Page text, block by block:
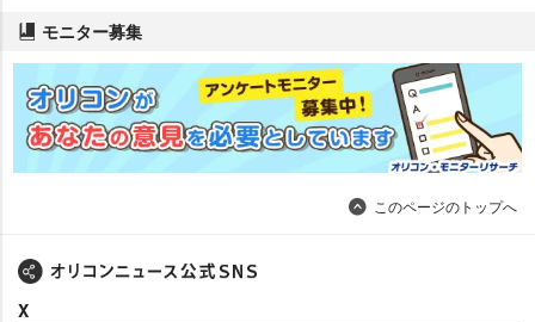
モニター募集
このページのトップへ
X